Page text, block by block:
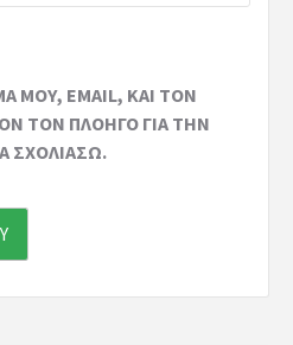
ΜΟΥ, EMAIL, ΚΑΙ ΤΟΝ
ΤΟΝ ΠΛΟΗΓΌ ΓΙΑ ΤΗΝ
ΣΧΟΛΙΆΣΩ.